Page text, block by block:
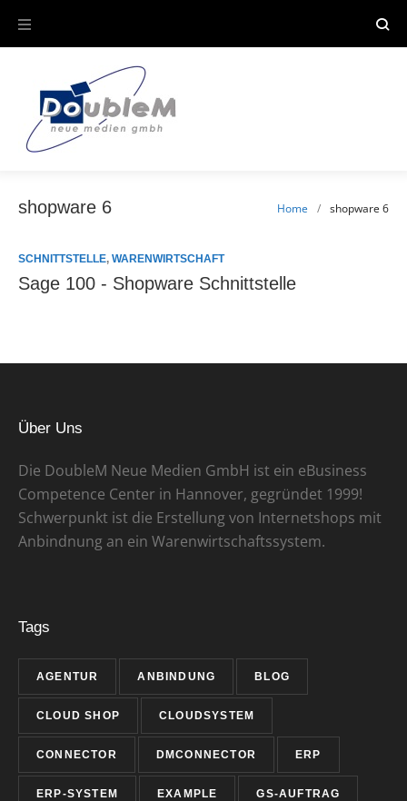
shopware 6 Home / shopware 6
Schlagwort:
shopware
SCHNITTSTELLE, WARENWIRTSCHAFT
Sage 100 - Shopware Schnittstelle
Über Uns
Die DoubleM Neue Medien GmbH ist ein eBusiness
Competence Center in Hannover, gegründet 1999!
Schwerpunkt ist die Erstellung von Internetshops mit
Anbindnung an ein Warenwirtschaftssystem.
Tags
AGENTUR ANBINDUNG BLOG
CLOUD SHOP CLOUDSYSTEM
CONNECTOR DMCONNECTOR ERP
ERP-SYSTEM EXAMPLE GS-AUFTRAG